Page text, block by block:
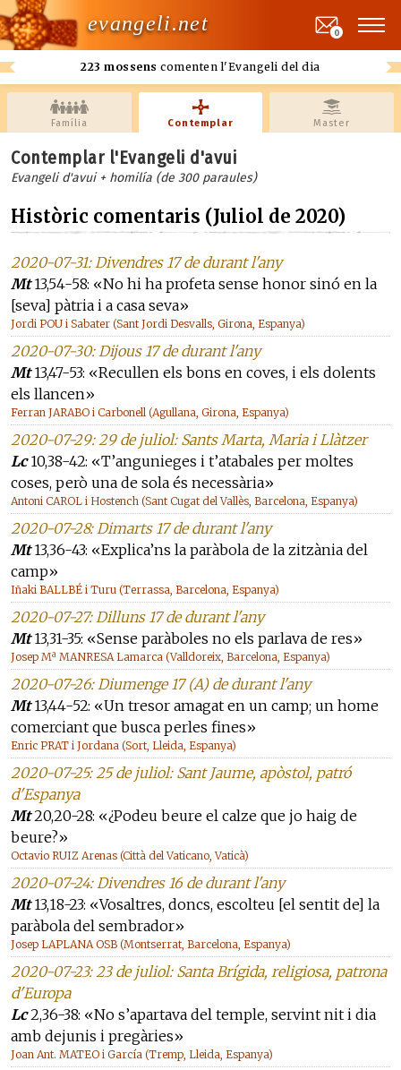
evangeli.net
223 mossens comenten l'Evangeli del dia
0
Família Contemplar Master
Contemplar l'Evangeli d'avui
Evangeli d'avui + homilía (de 300 paraules)
Històric comentaris (Juliol de 2020)
2020-07-31: Divendres 17 de durant l'any
Mt13,54-58: «No hi ha profeta sense honor sinó en la
[seva] pàtria i a casa seva»
Jordi POU i Sabater (Sant Jordi Desvalls, Girona, Espanya)
2020-07-30: Dijous 17 de durant l'any
Mt13,47-53: «Recullen els bons en coves, i els dolents
els llancen»
Ferran JARABO i Carbonell (Agullana, Girona, Espanya)
2020-07-29: 29 de juliol: Sants Marta, Maria i Llàtzer
Lc10,38-42: «T’angunieges i t’atabales per moltes
coses, però una de sola és necessària»
Antoni CAROL i Hostench (Sant Cugat del Vallès, Barcelona, Espanya)
2020-07-28: Dimarts 17 de durant l'any
Mt13,36-43: «Explica’ns la paràbola de la zitzània del
camp»
Iñaki BALLBÉ i Turu (Terrassa, Barcelona, Espanya)
2020-07-27: Dilluns 17 de durant l'any
Mt13,31-35: «Sense paràboles no els parlava de res»
Josep Mª MANRESA Lamarca (Valldoreix, Barcelona, Espanya)
2020-07-26: Diumenge 17 (A) de durant l'any
Mt13,44-52: «Un tresor amagat en un camp; un home
comerciant que busca perles fines»
Enric PRAT i Jordana (Sort, Lleida, Espanya)
2020-07-25: 25 de juliol: Sant Jaume, apòstol, patró
d'Espanya
Mt20,20-28: «¿Podeu beure el calze que jo haig de
beure?»
Octavio RUIZ Arenas (Città del Vaticano, Vaticà)
2020-07-24: Divendres 16 de durant l'any
Mt13,18-23: «Vosaltres, doncs, escolteu [el sentit de] la
paràbola del sembrador»
Josep LAPLANA OSB (Montserrat, Barcelona, Espanya)
2020-07-23: 23 de juliol: Santa Brígida, religiosa, patrona
d'Europa
Lc2,36-38: «No s’apartava del temple, servint nit i dia
amb dejunis i pregàries»
Joan Ant. MATEO i García (Tremp, Lleida, Espanya)